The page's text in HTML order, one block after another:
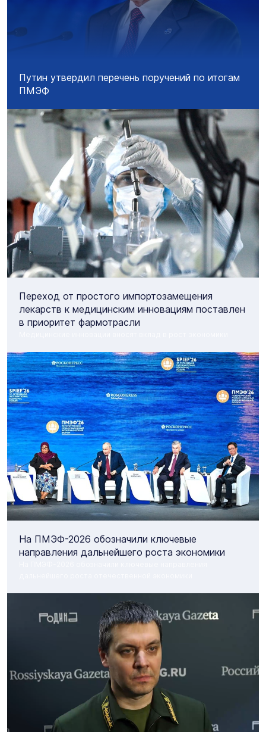
Путин утвердил перечень поручений по итогам
ПМЭФ
Переход от простого импортозамещения
лекарств к медицинским инновациям поставлен
в приоритет фармотрасли
На ПМЭФ-2026 обозначили ключевые
направления дальнейшего роста экономики